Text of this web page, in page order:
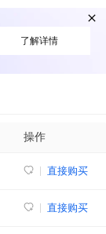
了解详情
操作
直接购买
直接购买